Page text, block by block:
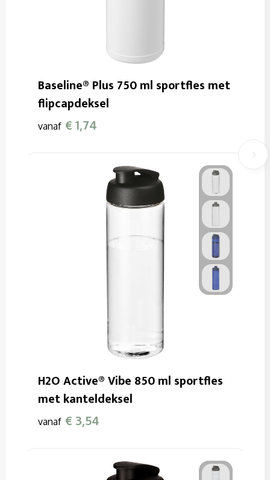
Baseline® Plus 750 ml sportfles met
flipcapdeksel
vanaf € 1,74
H2O Active® Vibe 850 ml sportfles
met kanteldeksel
vanaf € 3,54